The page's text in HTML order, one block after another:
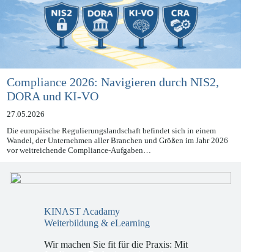
Compliance 2026: Navigieren durch NIS2,
DORA und KI-VO
27.05.2026
Die europäische Regulierungslandschaft befindet sich in einem
Wandel, der Unternehmen aller Branchen und Größen im Jahr 2026
KINAST Acadamy